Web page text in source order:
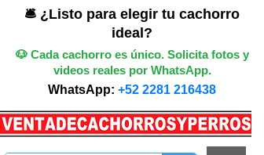
🛎️ ¿Listo para elegir tu cachorro
ideal?
🐶 Cada cachorro es único. Solicita fotos y
videos reales por WhatsApp.
WhatsApp: +52 2281 216438